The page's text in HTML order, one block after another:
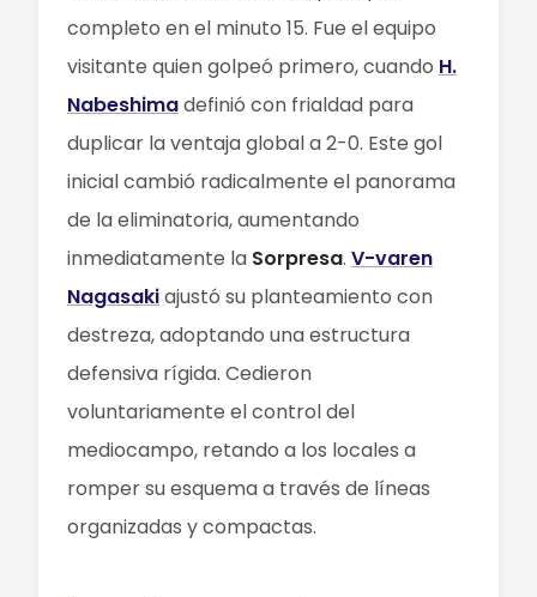
completo en el minuto 15. Fue el equipo
visitante quien golpeó primero, cuando H.
Nabeshimadefinió con frialdad para
duplicar la ventaja global a 2-0. Este gol
inicial cambió radicalmente el panorama
de la eliminatoria, aumentando
inmediatamente la Sorpresa. V-varen
Nagasakiajustó su planteamiento con
destreza, adoptando una estructura
defensiva rígida. Cedieron
voluntariamente el control del
mediocampo, retando a los locales a
romper su esquema a través de líneas
organizadas y compactas.